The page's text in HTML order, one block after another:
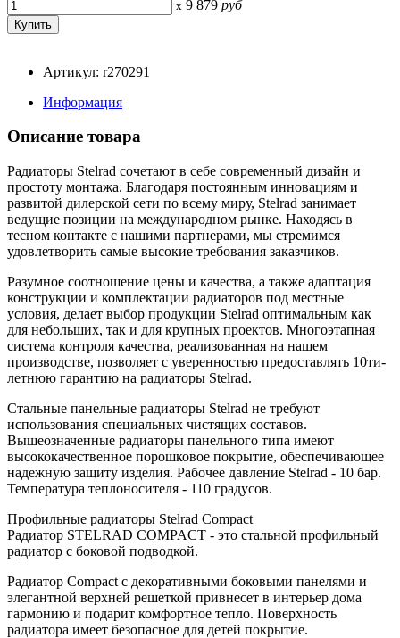
x 9 879 руб
Артикул: r270291
Информация
Описание товара
Радиаторы Stelrad сочетают в себе современный дизайн и
простоту монтажа. Благодаря постоянным инновациям и
развитой дилерской сети по всему миру, Stelrad занимает
ведущие позиции на международном рынке. Находясь в
тесном контакте с нашими партнерами, мы стремимся
удовлетворить самые высокие требования заказчиков.
Разумное соотношение цены и качества, а также адаптация
конструкции и комплектации радиаторов под местные
условия, делает выбор продукции Stelrad оптимальным как
для небольших, так и для крупных проектов. Многоэтапная
система контроля качества, реализованная на нашем
производстве, позволяет с уверенностью предоставлять 10ти-
летнюю гарантию на радиаторы Stelrad.
Стальные панельные радиаторы Stelrad не требуют
использования специальных чистящих составов.
Вышеозначенные радиаторы панельного типа имеют
высококачественное порошковое покрытие, обеспечивающее
надежную защиту изделия. Рабочее давление Stelrad - 10 бар.
Температура теплоносителя - 110 градусов.
Профильные радиаторы Stelrad Compact
Радиатор STELRAD COMPACT - это стальной профильный
радиатор с боковой подводкой.
Радиатор Compact с декоративными боковыми панелями и
элегантной верхней решеткой привнесет в интерьер дома
гармонию и подарит комфортное тепло. Поверхность
радиатора имеет безопасное для детей покрытие.